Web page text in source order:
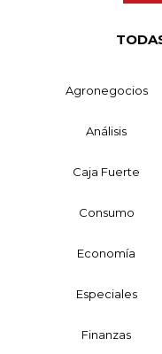
Agronegocios
Análisis
Caja Fuerte
Consumo
Economía
Especiales
Finanzas